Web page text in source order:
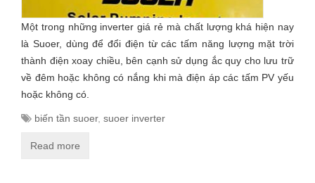
Một trong những inverter giá rẻ mà chất lượng khá hiện nay
là Suoer, dùng để đổi điện từ các tấm năng lượng mặt trời
thành điện xoay chiều, bên cạnh sử dụng ắc quy cho lưu trữ
về đêm hoặc không có nắng khi mà điện áp các tấm PV yếu
hoặc không có.
biến tần suoer, suoer inverter
Read more